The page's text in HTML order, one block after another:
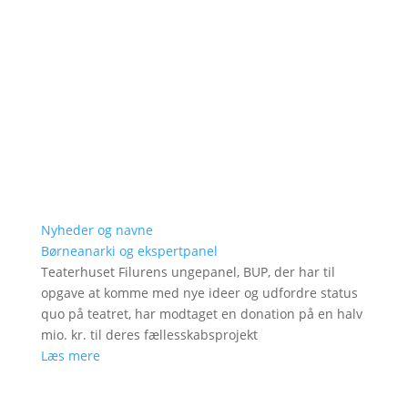
Nyheder og navne
Børneanarki og ekspertpanel
Teaterhuset Filurens ungepanel, BUP, der har til
opgave at komme med nye ideer og udfordre status
quo på teatret, har modtaget en donation på en halv
mio. kr. til deres fællesskabsprojekt
Læs mere